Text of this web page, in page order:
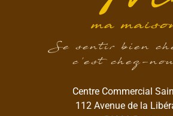
Se sentir bien
c’est chez-
Centre Commercial
112 Avenue de la